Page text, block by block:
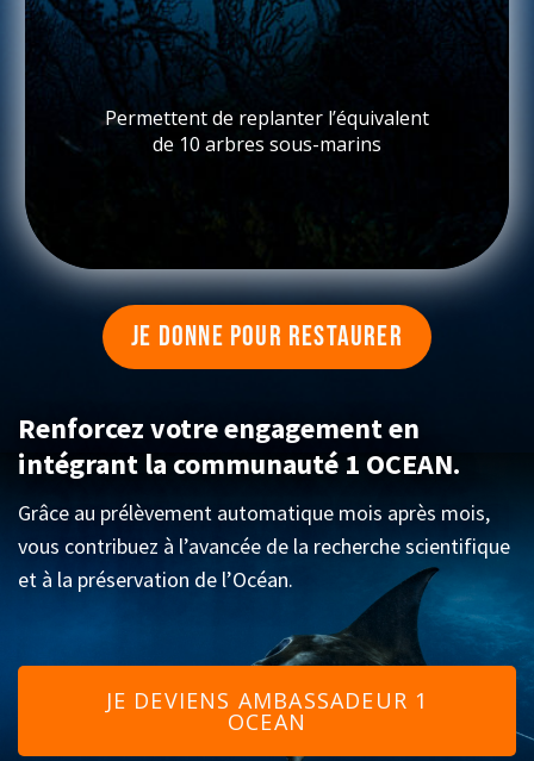
Permettent de replanter l’équivalent
de 10 arbres sous-marins
JE DONNE POUR RESTAURER
Renforcez votre engagement en
intégrant la communauté 1 OCEAN.
Grâce au prélèvement automatique mois après mois,
vous contribuez à l’avancée de la recherche scientifique
et à la préservation de l’Océan.
JE DEVIENS AMBASSADEUR 1
OCEAN